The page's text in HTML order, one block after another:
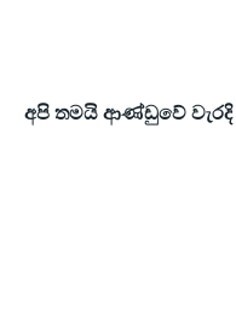
අපි තමයි ආණ්ඩුවේ